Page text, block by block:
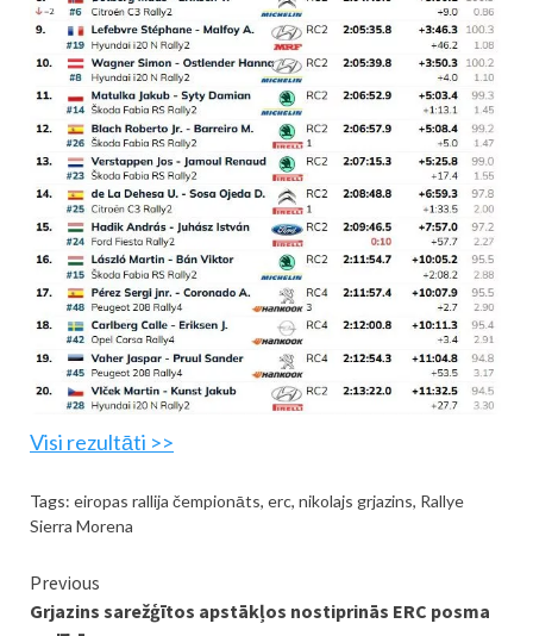
Visi rezultāti >>
Tags: eiropas rallija čempionāts, erc, nikolajs grjazins, Rallye
Sierra Morena
Continue
Reading
Previous
Grjazins sarežģītos apstākļos nostiprinās ERC posma